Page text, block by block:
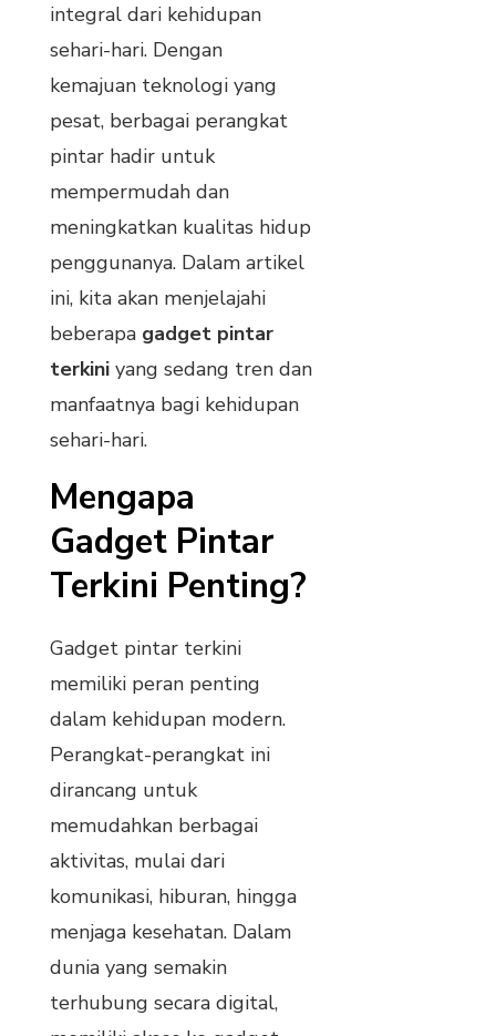
integral dari kehidupan
sehari-hari. Dengan
kemajuan teknologi yang
pesat, berbagai perangkat
pintar hadir untuk
mempermudah dan
meningkatkan kualitas hidup
penggunanya. Dalam artikel
ini, kita akan menjelajahi
beberapa gadget pintar
terkini yang sedang tren dan
manfaatnya bagi kehidupan
sehari-hari.
Mengapa
Gadget Pintar
Terkini Penting?
Gadget pintar terkini
memiliki peran penting
dalam kehidupan modern.
Perangkat-perangkat ini
dirancang untuk
memudahkan berbagai
aktivitas, mulai dari
komunikasi, hiburan, hingga
menjaga kesehatan. Dalam
dunia yang semakin
terhubung secara digital,